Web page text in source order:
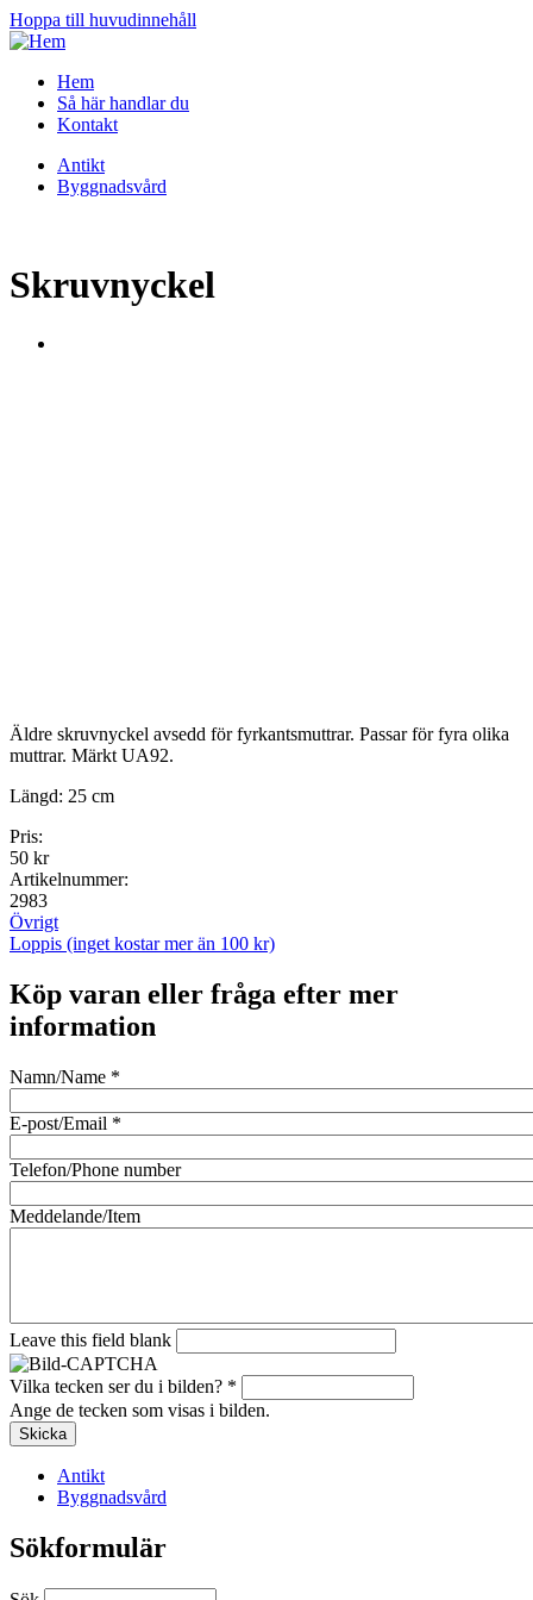
Hoppa till huvudinnehåll
Hem
Så här handlar du
Kontakt
Antikt
Byggnadsvård
Skruvnyckel
Äldre skruvnyckel avsedd för fyrkantsmuttrar. Passar för fyra olika
muttrar. Märkt UA92.
Längd: 25 cm
Pris:
50 kr
Artikelnummer:
2983
Övrigt
Loppis (inget kostar mer än 100 kr)
Köp varan eller fråga efter mer
information
Namn/Name *
E-post/Email *
Telefon/Phone number
Meddelande/Item
Leave this field blank
Vilka tecken ser du i bilden? *
Ange de tecken som visas i bilden.
Antikt
Byggnadsvård
Sökformulär